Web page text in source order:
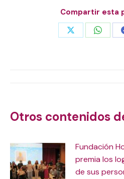
Compartir esta
Share Share
Otros contenidos
Fundación
premia los
de sus